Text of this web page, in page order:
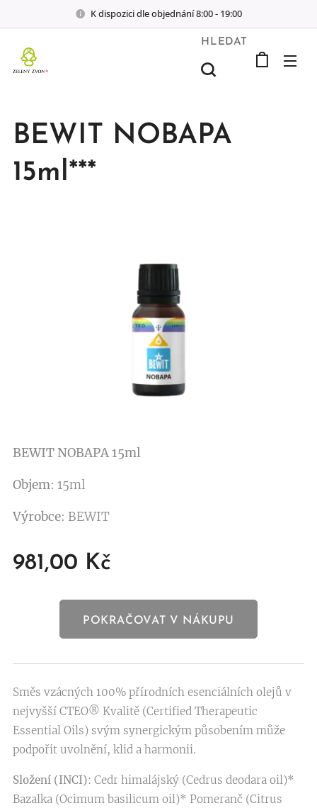
K dispozici dle objednání 8:00 - 19:00
HLEDAT
BEWIT NOBAPA
15ml***
BEWIT NOBAPA 15ml
Objem: 15ml
Výrobce: BEWIT
981,00 Kč
POKRAČOVAT V NÁKUPU
Směs vzácných 100% přírodních esenciálních olejů v
nejvyšší CTEO® Kvalitě (Certified Therapeutic
Essential Oils) svým synergickým působením může
podpořit uvolnění, klid a harmonii.
Složení (INCI): Cedr himalájský (Cedrus deodara oil)*
Bazalka (Ocimum basilicum oil)* Pomeranč (Citrus